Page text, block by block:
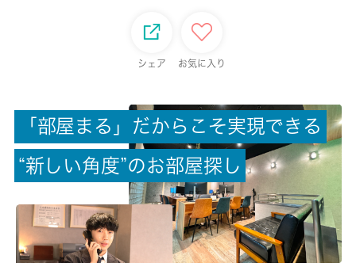
駐車場/料金
空有/5500円
有/18000円
保険名/保険期間
シェア お気に入り
「 部屋 ま る 」 だ か ら こ そ実現で き る
“新 し い角 度”のお部屋探 し